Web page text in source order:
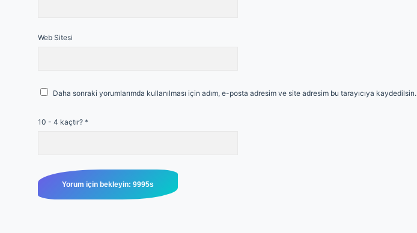
Web Sitesi
Daha sonraki yorumlarımda kullanılması için adım, e-posta adresim ve site adresim bu tarayıcıya kaydedilsin.
10 - 4 kaçtır? *